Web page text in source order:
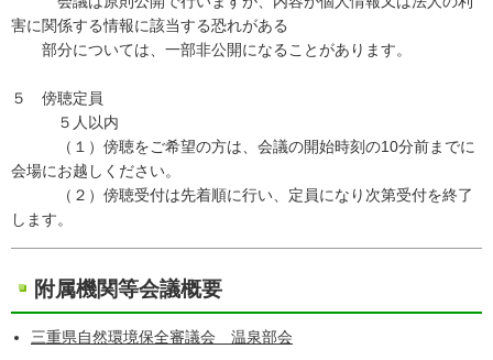
害に関係する情報に該当する恐れがある
部分については、一部非公開になることがあります。
５ 傍聴定員
５人以内
（１）傍聴をご希望の方は、会議の開始時刻の10分前までに
会場にお越しください。
（２）傍聴受付は先着順に行い、定員になり次第受付を終了
します。
附属機関等会議概要
三重県自然環境保全審議会 温泉部会